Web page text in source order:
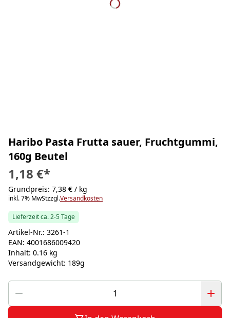
Haribo Pasta Frutta sauer, Fruchtgummi,
160g Beutel
1,18 €*
Grundpreis: 7,38 € / kg
inkl. 7% MwStzzgl.Versandkosten
Lieferzeit ca. 2-5 Tage
Artikel-Nr.: 3261-1
EAN: 4001686009420
Inhalt: 0.16 kg
Versandgewicht: 189g